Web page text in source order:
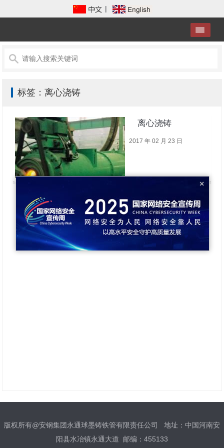
|
标签：离心浇铸
离心浇铸
2017 年 02 月 23 日
版权所有@安钢集团永通球墨铸铁管有限责任公司 地址：中国河南安
阳县水冶镇永通大道 邮编：455133
×